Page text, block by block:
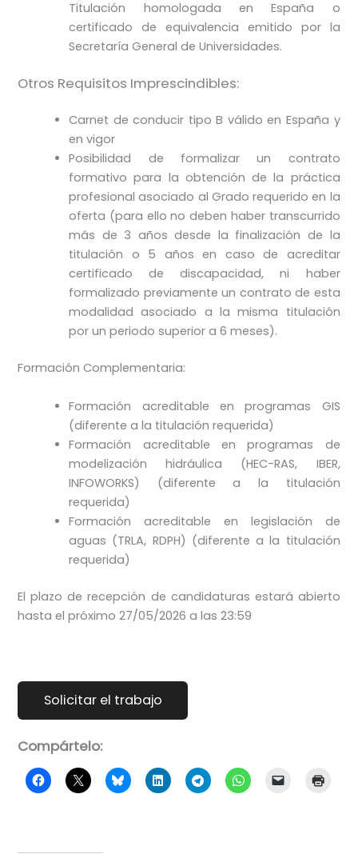
Titulación homologada en España o
certificado de equivalencia emitido por la
Secretaría General de Universidades.
Otros Requisitos Imprescindibles:
Carnet de conducir tipo B válido en España y
en vigor
Posibilidad de formalizar un contrato
formativo para la obtención de la práctica
profesional asociado al Grado requerido en la
oferta (para ello no deben haber transcurrido
más de 3 años desde la finalización de la
titulación o 5 años en caso de acreditar
certificado de discapacidad, ni haber
formalizado previamente un contrato de esta
modalidad asociado a la misma titulación
por un periodo superior a 6 meses).
Formación Complementaria:
Formación acreditable en programas GIS
(diferente a la titulación requerida)
Formación acreditable en programas de
modelización hidráulica (HEC-RAS, IBER,
INFOWORKS) (diferente a la titulación
requerida)
Formación acreditable en legislación de
aguas (TRLA, RDPH) (diferente a la titulación
requerida)
El plazo de recepción de candidaturas estará abierto
hasta el próximo 27/05/2026 a las 23:59
Compártelo: